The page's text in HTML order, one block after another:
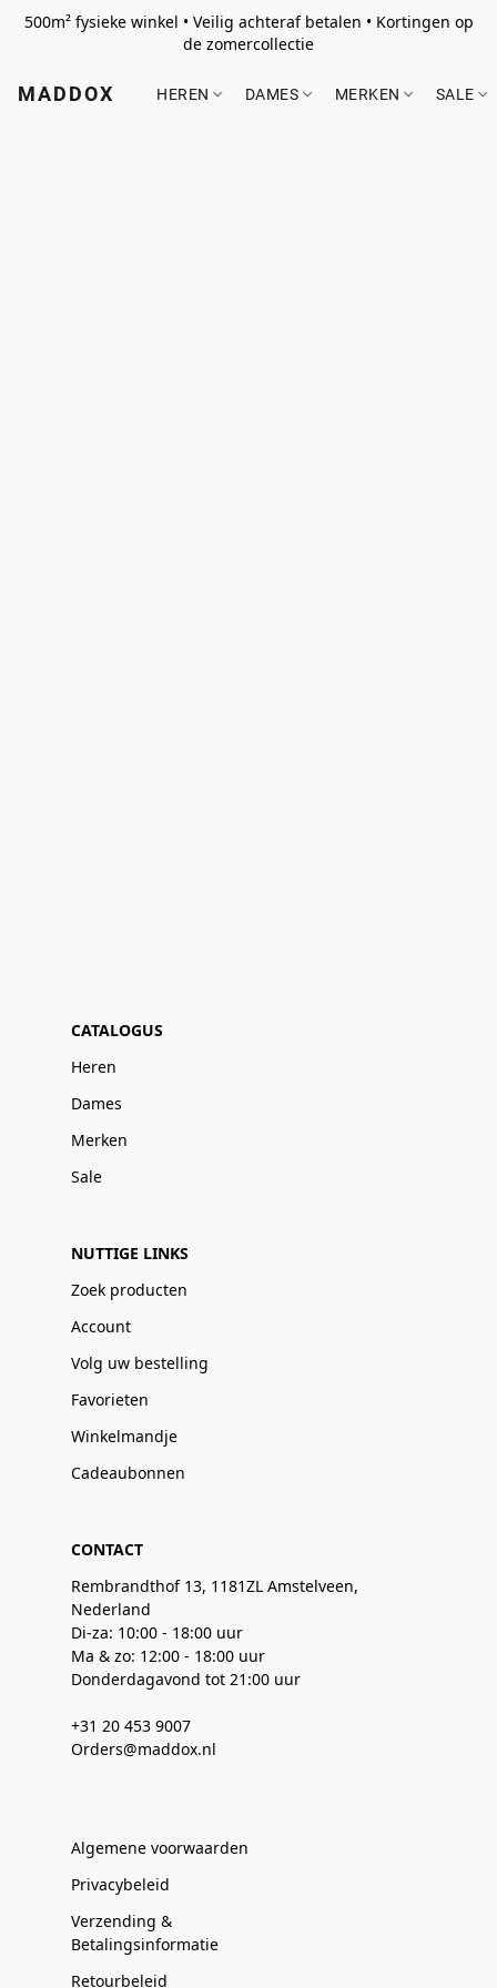
500m² fysieke winkel • Veilig achteraf betalen • Kortingen op
de zomercollectie
MADDOX HEREN DAMES MERKEN SALE
CATALOGUS
Heren
Dames
Merken
Sale
NUTTIGE LINKS
Zoek producten
Account
Volg uw bestelling
Favorieten
Winkelmandje
Cadeaubonnen
CONTACT
Rembrandthof 13, 1181ZL Amstelveen,
Nederland
Di-za: 10:00 - 18:00 uur
Ma & zo: 12:00 - 18:00 uur
Donderdagavond tot 21:00 uur
+31 20 453 9007
Orders@maddox.nl
Algemene voorwaarden
Privacybeleid
Verzending &
Betalingsinformatie
Retourbeleid